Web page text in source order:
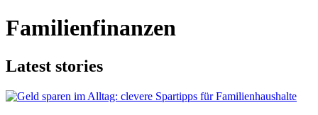
Familienfinanzen
Latest stories